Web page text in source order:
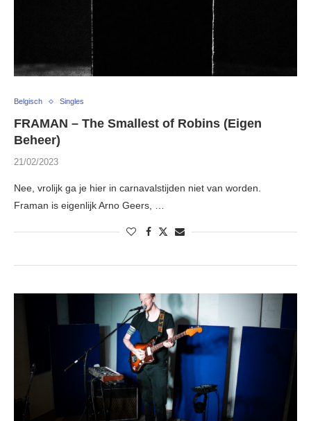
Belgisch Singles
FRAMAN – The Smallest of Robins (Eigen
Beheer)
21/02/2023
Nee, vrolijk ga je hier in carnavalstijden niet van worden.
Framan is eigenlijk Arno Geers, …